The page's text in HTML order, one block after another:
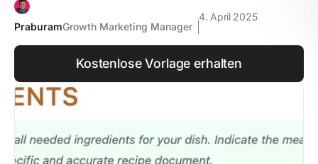
PraburamGrowth Marketing Manager
4. April 2025
Kostenlose Vorlage erhalten